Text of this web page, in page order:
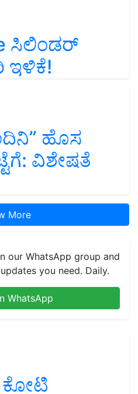
ಸಿಲಿಂಡರ್‌
ಇಳಿಕೆ!
ಹೊಸ
ವಿಶೇಷತೆ
More
our WhatsApp group and
you need. Daily.
WhatsApp
ಕೋಟಿ